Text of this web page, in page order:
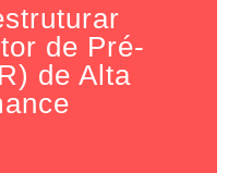
de Pré-
de Alta